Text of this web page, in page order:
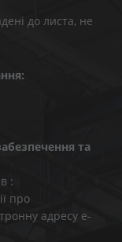
до листа, не
та
:
про
адресу e-